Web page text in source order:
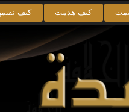
كيف هدمت كيف